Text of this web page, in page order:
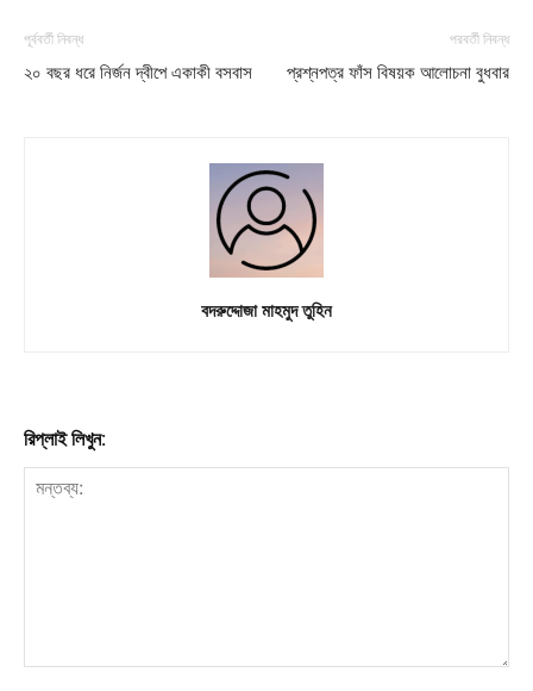
পূর্ববর্তী নিবন্ধ
২০ বছর ধরে নির্জন দ্বীপে একাকী বসবাস
পরবর্তী নিবন্ধ
প্রশ্নপত্র ফাঁস বিষয়ক আলোচনা বুধবার
বদরুদ্দোজা মাহমুদ তুহিন
রিপ্লাই লিখুন: